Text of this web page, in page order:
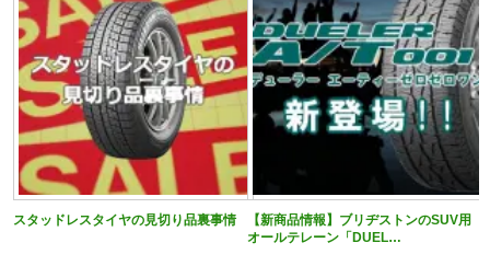
スタッドレスタイヤの見切り品裏事情
【新商品情報】ブリヂストンのSUV用
オールテレーン「DUEL…